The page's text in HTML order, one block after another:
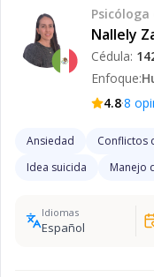
Psicóloga
Nallely
Cédula:
Enfoque:
4.8·8
Ansiedad Conflictos
Idea suicida
Manejo
Idiomas
Español